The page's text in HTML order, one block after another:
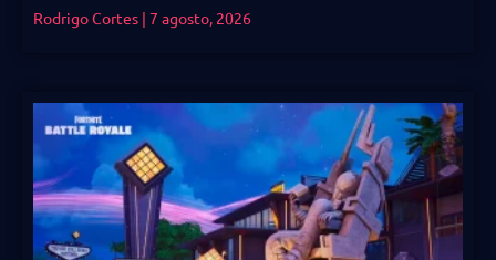
Rodrigo Cortes 7 agosto, 2026